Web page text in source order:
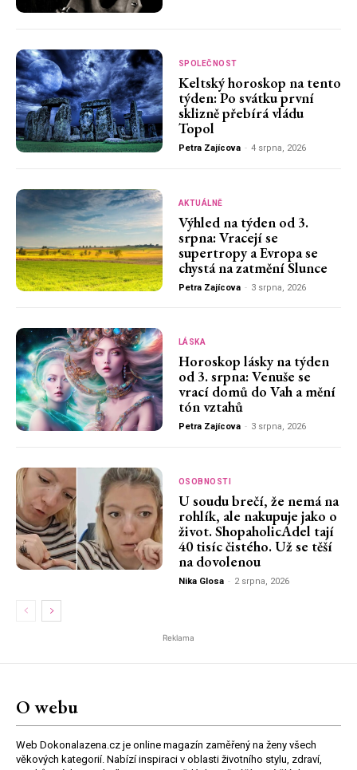
SPOLEČNOST
Keltský horoskop na tento
týden: Po svátku první
sklizně přebírá vládu
Topol
Petra Zajícova - 4 srpna, 2026
AKTUÁLNĚ
Výhled na týden od 3.
srpna: Vracejí se
supertropy a Evropa se
chystá na zatmění Slunce
Petra Zajícova - 3 srpna, 2026
LÁSKA
Horoskop lásky na týden
od 3. srpna: Venuše se
vrací domů do Vah a mění
tón vztahů
Petra Zajícova - 3 srpna, 2026
OSOBNOSTI
U soudu brečí, že nemá na
rohlík, ale nakupuje jako o
život. ShopaholicAdel tají
40 tisíc čistého. Už se těší
na dovolenou
Nika Glosa - 2 srpna, 2026
Reklama
O webu
Web Dokonalazena.cz je online magazín zaměřený na ženy všech
věkových kategorií. Nabízí inspiraci v oblasti životního stylu, zdraví,